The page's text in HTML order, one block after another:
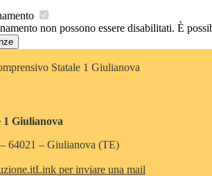
non possono essere disabilitati. È
Statale 1 Giulianova
1 Giulianova
64021 – Giulianova (TE)
Link per inviare una mail